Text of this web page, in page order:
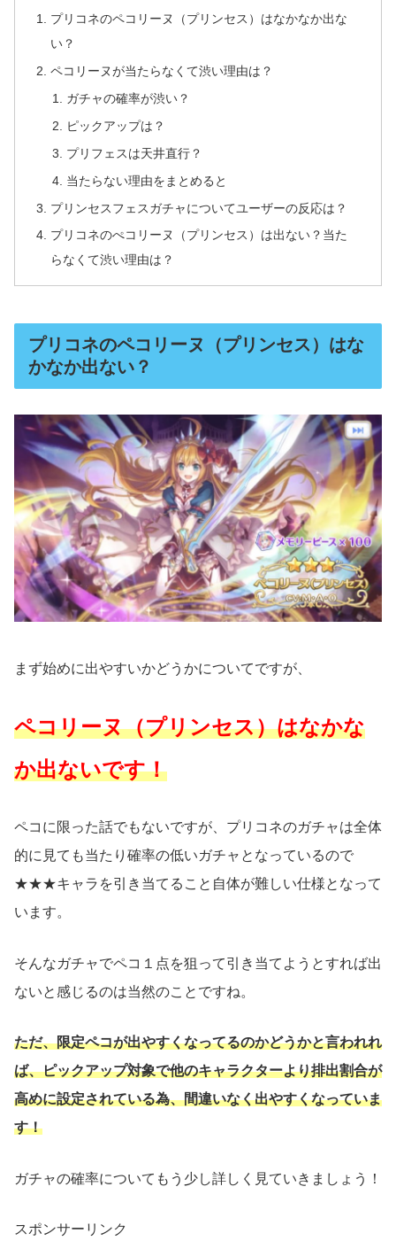
プリコネのペコリーヌ（プリンセス）はなかなか出な
い？
ペコリーヌが当たらなくて渋い理由は？
ガチャの確率が渋い？
ピックアップは？
プリフェスは天井直行？
当たらない理由をまとめると
プリンセスフェスガチャについてユーザーの反応は？
プリコネのぺコリーヌ（プリンセス）は出ない？当た
らなくて渋い理由は？
プリコネのペコリーヌ（プリンセス）はな
かなか出ない？
まず始めに出やすいかどうかについてですが、
ペコリーヌ（プリンセス）はなかな
か出ないです！
ペコに限った話でもないですが、プリコネのガチャは全体
的に見ても当たり確率の低いガチャとなっているので
★★★キャラを引き当てること自体が難しい仕様となって
います。
そんなガチャでペコ１点を狙って引き当てようとすれば出
ないと感じるのは当然のことですね。
ただ、限定ペコが出やすくなってるのかどうかと言われれ
ば、ピックアップ対象で他のキャラクターより排出割合が
高めに設定されている為、間違いなく出やすくなっていま
す！
ガチャの確率についてもう少し詳しく見ていきましょう！
スポンサーリンク